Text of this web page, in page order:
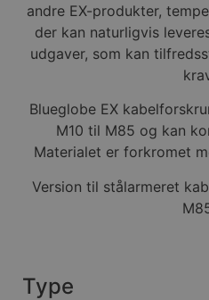
andre EX-produkter,
der kan naturligvis
udgaver, som kan
Blueglobe EX
M10 til M85 og kan
Materialet er forkromet
Version til stålarmeret
Type